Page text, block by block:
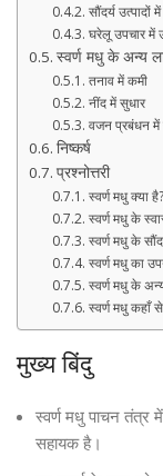
सौंदर्य उत्पादों
घरेलू उपचार में
स्वर्ण मधु के अन्य
तनाव में कमी
नींद में सुधार
वजन प्रबंधन
निष्कर्ष
प्रश्नोत्तरी
स्वर्ण मधु क्या है?
स्वर्ण मधु के
स्वर्ण मधु के
स्वर्ण मधु का
स्वर्ण मधु के
स्वर्ण मधु कहाँ
मुख्य बिंदु
स्वर्ण मधु पाचन तंत्र
सहायक है।